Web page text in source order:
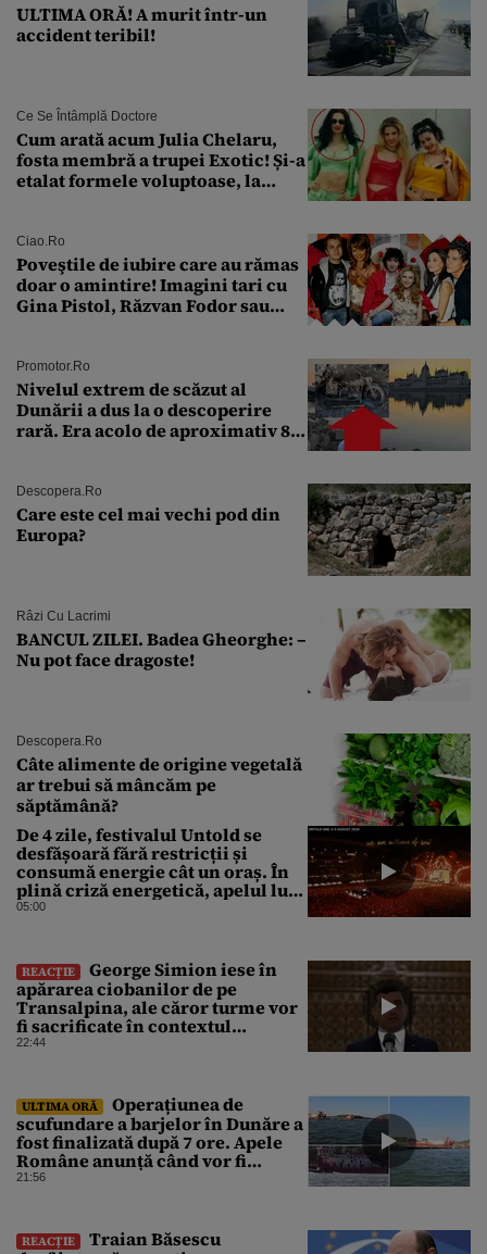
ULTIMA ORĂ! A murit într-un
accident teribil!
Ce Se Întâmplă Doctore
Cum arată acum Julia Chelaru,
fosta membră a trupei Exotic! Și-a
etalat formele voluptoase, la
Ciao.ro
Poveştile de iubire care au rămas
doar o amintire! Imagini tari cu
Gina Pistol, Răzvan Fodor sau
Promotor.ro
Nivelul extrem de scăzut al
Dunării a dus la o descoperire
rară. Era acolo de aproximativ 80
Descopera.ro
Care este cel mai vechi pod din
Europa?
Râzi Cu Lacrimi
BANCUL ZILEI. Badea Gheorghe: –
Nu pot face dragoste!
Descopera.ro
Câte alimente de origine vegetală
ar trebui să mâncăm pe
săptămână?
De 4 zile, festivalul Untold se
desfășoară fără restricții și
consumă energie cât un oraș. În
plină criză energetică, apelul lui
Bolojan de economisire a
partid, Emil Boc
05:00
REACȚIE
George Simion iese în
apărarea ciobanilor de pe
Transalpina, ale căror turme vor
fi sacrificate în contextul
focarului de variolă ovină
22:44
ULTIMA ORĂ
Operațiunea de
scufundare a barjelor în Dunăre a
fost finalizată după 7 ore. Apele
Române anunță când vor fi
simțite efectele
21:56
REACȚIE
Traian Băsescu